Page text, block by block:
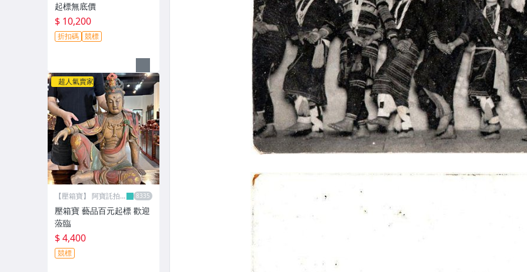
起標無底價
$ 10,200
折扣碼 競標
超人氣賣家
【壓箱寶】 阿寶託拍
壓箱寶 藝品百元起標 歡迎
蒞臨
$ 4,400
競標